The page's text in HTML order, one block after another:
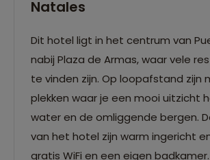
Natales
Dit hotel ligt in het centrum van
nabij Plaza de Armas, waar vele
te vinden zijn. Op loopafstand zijn
plekken waar je een mooi uitzicht
water en de omliggende bergen.
van het hotel zijn warm ingericht
gratis WiFi en een eigen